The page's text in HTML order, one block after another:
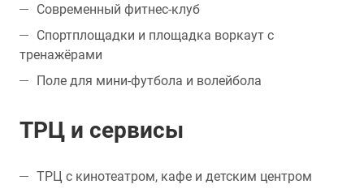
Современный фитнес-клуб
Спортплощадки и площадка воркаут с
тренажёрами
Поле для мини-футбола и волейбола
ТРЦ и сервисы
ТРЦ с кинотеатром, кафе и детским центром